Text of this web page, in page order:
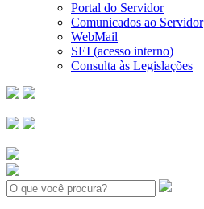
Portal do Servidor
Comunicados ao Servidor
WebMail
SEI (acesso interno)
Consulta às Legislações
Search: